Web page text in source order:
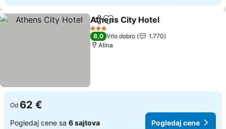
Deli Dodati u favorite
Athens City Hotel
3 Zvezdice
8,0 Vrlo dobro
1.770
Atina
Od 62 €
Pogledaj cene sa 6 sajtova Pogledaj cene